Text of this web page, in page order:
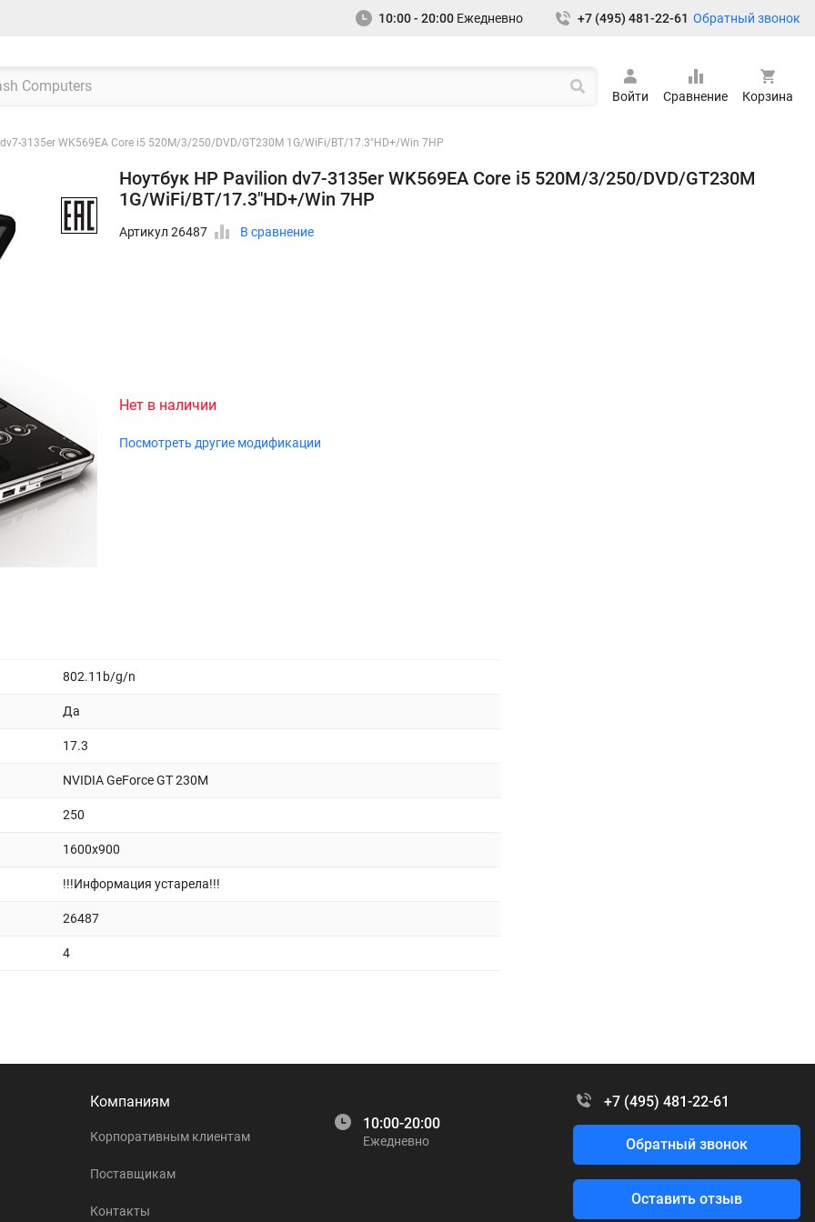
10:00 - 20:00 Ежедневно +7 (495) 481-22-61 Обратный звонок
Войти Сравнение Корзина
3135er WK569EA Core i5 520M/3/250/DVD/GT230M 1G/WiFi/BT/17.3"HD+/Win 7HP
Ноутбук HP Pavilion dv7-3135er WK569EA Core i5 520M/3/250/DVD/GT230M
1G/WiFi/BT/17.3"HD+/Win 7HP
Артикул 26487 В сравнение
Нет в наличии
Посмотреть другие модификации
802.11b/g/n
Да
17.3
NVIDIA GeForce GT 230M
250
1600x900
!!!Информация устарела!!!
26487
4
Компаниям
Корпоративным клиентам
Поставщикам
Контакты
10:00-20:00
Ежедневно
+7 (495) 481-22-61
Обратный звонок
Оставить отзыв